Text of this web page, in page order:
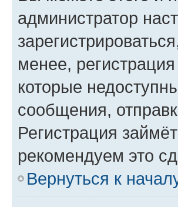
администратор
менее,
которые
сообщения,
Регистрация
рекомендуем это
Вернуться к